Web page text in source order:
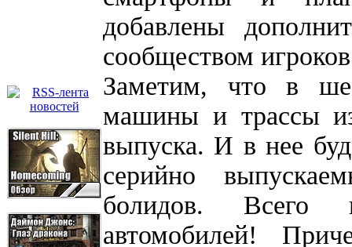
добавлены
сообществом
Заметим, что в
машины и трассы
выпуска. И в нее
серийно
болидов. Всего
автомобилей!